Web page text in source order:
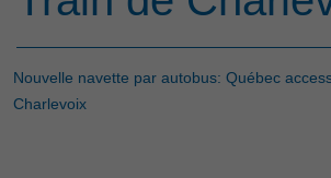
ENTREPRENEURS INSPIRANTS
NOUVELLES
Nouvelle navette par autobus: Québec
Charlevoix